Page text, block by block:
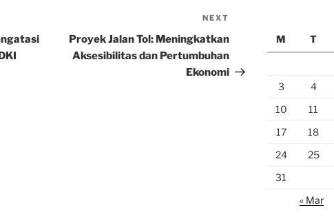
Post
NEXT
Proyek Jalan Tol: Meningkatkan
Aksesibilitas dan Pertumbuhan
Ekonomi
M
T
3
4
10
11
17
18
24
25
31
« Mar